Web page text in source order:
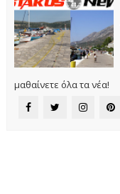
μαθαίνετε όλα τα νέα!